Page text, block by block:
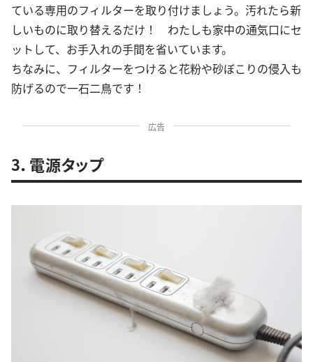
ている専用のフィルターを取り付けましょう。汚れたら新
しいものに取り替えるだけ！ わたしも家中の通気口にセ
ットして、お手入れの手間を省いています。
ちなみに、フィルターをつけると花粉や砂ぼこりの侵入も
防げるので一石二鳥です！
広告
3．電源タップ